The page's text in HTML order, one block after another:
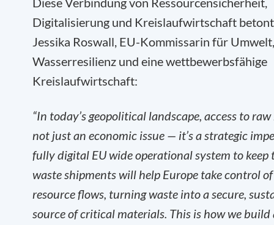
Digitalisierung und Kreislaufwirtschaft
Jessika Roswall, EU-Kommissarin für Umwelt,
Wasserresilienz und eine wettbewerbsfähige
Kreislaufwirtschaft:
“In today’s geopolitical landscape, access to
not just an economic issue — it’s a strategic
fully digital EU wide operational system to keep
waste shipments will help Europe take control
resource flows, turning waste into a secure,
source of critical materials. This is how we build